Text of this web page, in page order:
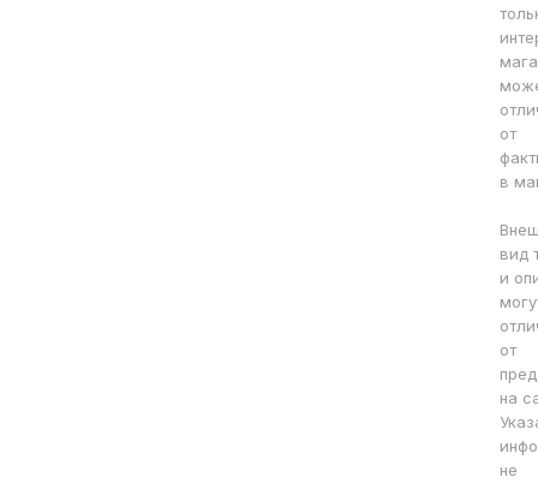
от
в
вид
и
от
на
не